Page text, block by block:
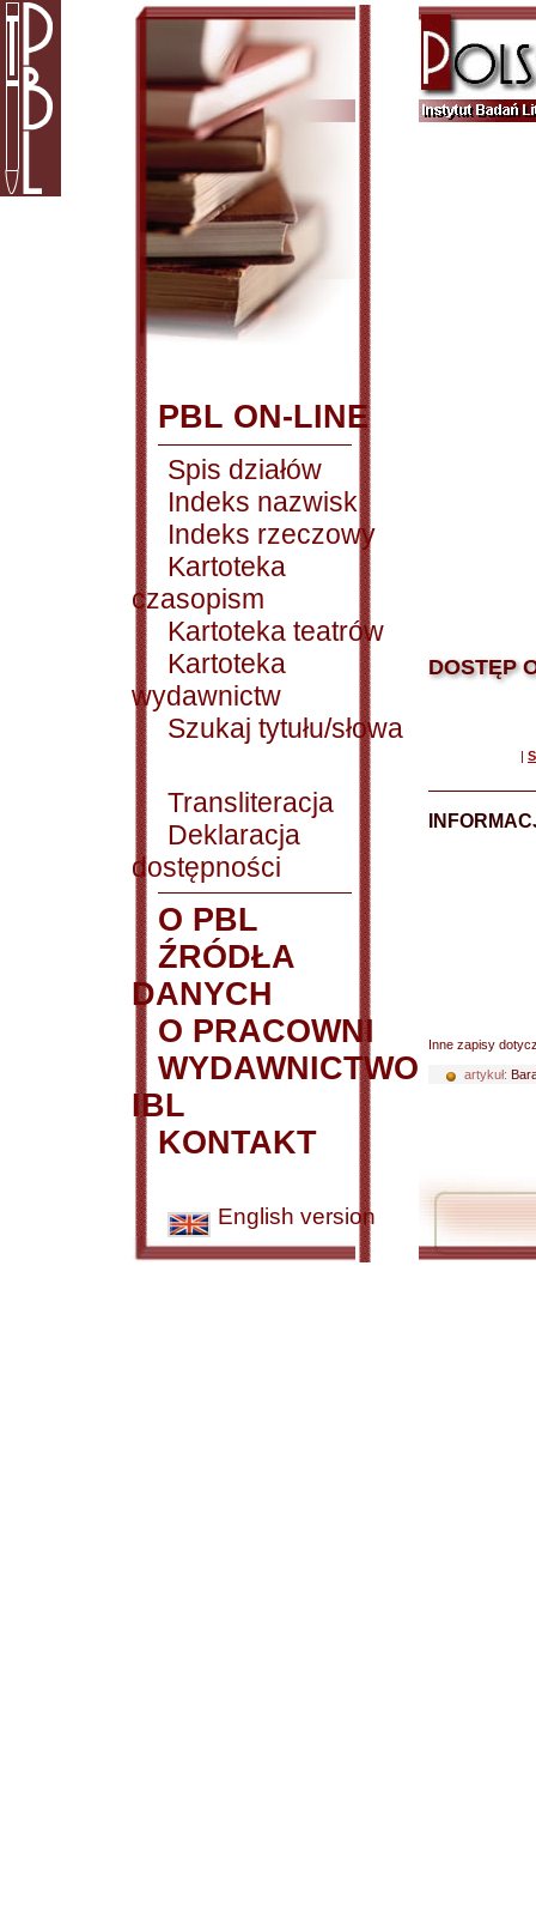
PBL ON-LINE
Spis działów
Indeks nazwisk
Indeks rzeczowy
Kartoteka
czasopism
Kartoteka teatrów
Kartoteka
wydawnictw
Szukaj tytułu/słowa
Transliteracja
Deklaracja
dostępności
O PBL
ŹRÓDŁA
DANYCH
O PRACOWNI
WYDAWNICTWO
IBL
KONTAKT
English version
DOSTĘP
|
Inne zapisy
artykuł: